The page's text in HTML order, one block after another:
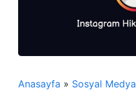
Anasayfa » Sosyal Medya